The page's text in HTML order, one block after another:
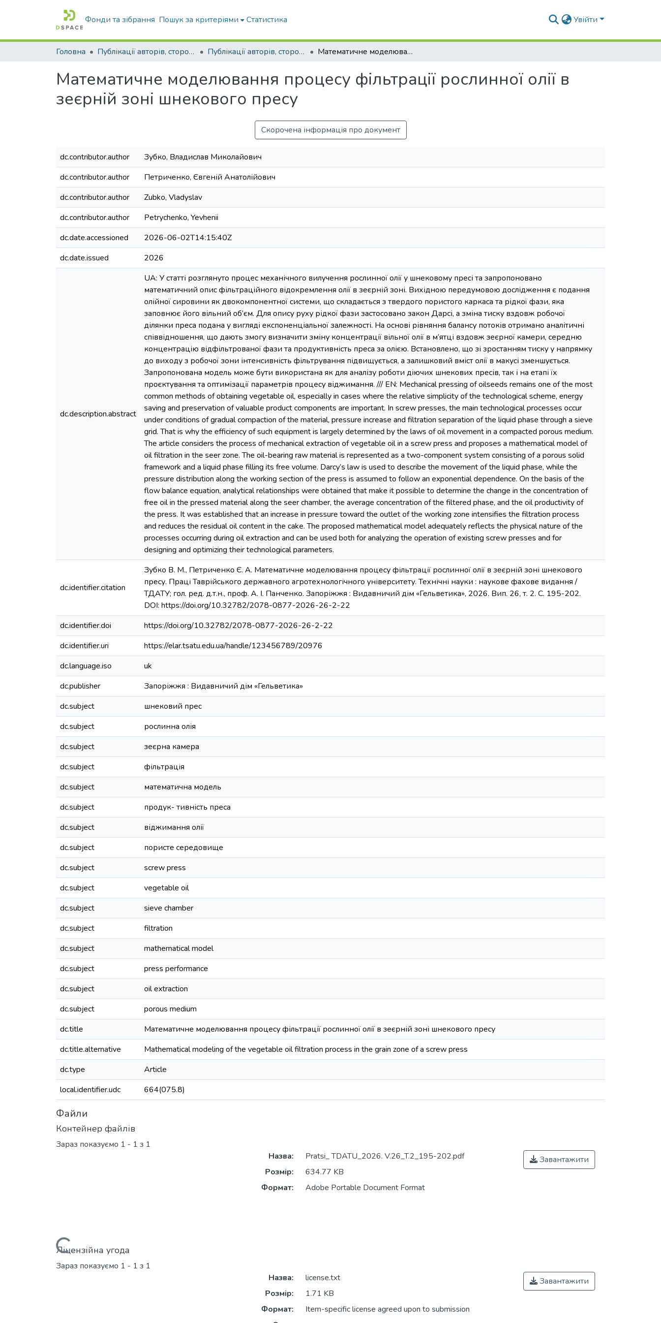
Фонди та зібрання Пошук за критеріями Статистика Увійти
Головна Публікації авторів, сторонніх університету Публікації авторів, сторонніх університету Математичне моделювання процесу фільтрації рослинної олії в зеєрній зоні шнекового пресу
Математичне моделювання процесу фільтрації рослинної олії в
зеєрній зоні шнекового пресу
Скорочена інформація про документ
dc.contributor.author
Зубко, Владислав Миколайович
dc.contributor.author
Петриченко, Євгеній Анатолійович
dc.contributor.author
Zubko, Vladyslav
dc.contributor.author
Petrychenko, Yevhenii
dc.date.accessioned
2026-06-02T14:15:40Z
dc.date.issued
2026
dc.description.abstract
UA: У статті розглянуто процес механічного вилучення рослинної олії у шнековому пресі та запропоновано
математичний опис фільтраційного відокремлення олії в зеєрній зоні. Вихідною передумовою дослідження є подання
олійної сировини як двокомпонентної системи, що складається з твердого пористого каркаса та рідкої фази, яка
заповнює його вільний об’єм. Для опису руху рідкої фази застосовано закон Дарсі, а зміна тиску вздовж робочої
ділянки преса подана у вигляді експоненціальної залежності. На основі рівняння балансу потоків отримано аналітичні
співвідношення, що дають змогу визначити зміну концентрації вільної олії в м’ятці вздовж зеєрної камери, середню
концентрацію відфільтрованої фази та продуктивність преса за олією. Встановлено, що зі зростанням тиску у напрямку
до виходу з робочої зони інтенсивність фільтрування підвищується, а залишковий вміст олії в макусі зменшується.
Запропонована модель може бути використана як для аналізу роботи діючих шнекових пресів, так і на етапі їх
проєктування та оптимізації параметрів процесу віджимання. /// EN: Mechanical pressing of oilseeds remains one of the most
common methods of obtaining vegetable oil, especially in cases where the relative simplicity of the technological scheme, energy
saving and preservation of valuable product components are important. In screw presses, the main technological processes occur
under conditions of gradual compaction of the material, pressure increase and filtration separation of the liquid phase through a sieve
grid. That is why the efficiency of such equipment is largely determined by the laws of oil movement in a compacted porous medium.
The article considers the process of mechanical extraction of vegetable oil in a screw press and proposes a mathematical model of
oil filtration in the seer zone. The oil-bearing raw material is represented as a two-component system consisting of a porous solid
framework and a liquid phase filling its free volume. Darcy’s law is used to describe the movement of the liquid phase, while the
pressure distribution along the working section of the press is assumed to follow an exponential dependence. On the basis of the
flow balance equation, analytical relationships were obtained that make it possible to determine the change in the concentration of
free oil in the pressed material along the seer chamber, the average concentration of the filtered phase, and the oil productivity of
the press. It was established that an increase in pressure toward the outlet of the working zone intensifies the filtration process
and reduces the residual oil content in the cake. The proposed mathematical model adequately reflects the physical nature of the
processes occurring during oil extraction and can be used both for analyzing the operation of existing screw presses and for
designing and optimizing their technological parameters.
dc.identifier.citation
Зубко В. М., Петриченко Є. А. Математичне моделювання процесу фільтрації рослинної олії в зеєрній зоні шнекового
пресу. Праці Таврійського державного агротехнологічного університету. Технічні науки : наукове фахове видання /
ТДАТУ; гол. ред. д.т.н., проф. А. І. Панченко. Запоріжжя : Видавничий дім «Гельветика», 2026. Вип. 26, т. 2. С. 195-202.
DOI: https://doi.org/10.32782/2078-0877-2026-26-2-22
dc.identifier.doi
https://doi.org/10.32782/2078-0877-2026-26-2-22
dc.identifier.uri
https://elar.tsatu.edu.ua/handle/123456789/20976
dc.language.iso
uk
dc.publisher
Запоріжжя : Видавничий дім «Гельветика»
dc.subject
шнековий прес
dc.subject
рослинна олія
dc.subject
зеєрна камера
dc.subject
фільтрація
dc.subject
математична модель
dc.subject
продук- тивність преса
dc.subject
віджимання олії
dc.subject
пористе середовище
dc.subject
screw press
dc.subject
vegetable oil
dc.subject
sieve chamber
dc.subject
filtration
dc.subject
mathematical model
dc.subject
press performance
dc.subject
oil extraction
dc.subject
porous medium
dc.title
Математичне моделювання процесу фільтрації рослинної олії в зеєрній зоні шнекового пресу
dc.title.alternative
Mathematical modeling of the vegetable oil filtration process in the grain zone of a screw press
dc.type
Article
local.identifier.udc
664(075.8)
Файли
Контейнер файлів
Зараз показуємо 1 - 1 з 1
Вантажиться...
Назва:
Pratsi_ TDATU_2026. V.26_T.2_195-202.pdf
Розмір:
634.77 KB
Формат:
Adobe Portable Document Format
Завантажити
Ліцензійна угода
Зараз показуємо 1 - 1 з 1
Назва:
license.txt
Розмір:
1.71 KB
Формат:
Item-specific license agreed upon to submission
Завантажити